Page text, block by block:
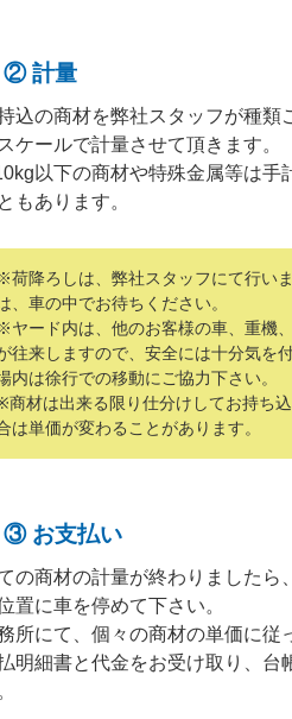
② 計量
込の商材を弊社スタッフが種類
ケールで計量させて頂きます。
以下の商材や特殊金属等は手
もあります。
荷降ろしは、弊社スタッフにて行い
、車の中でお待ちください。
ヤード内は、他のお客様の車、重機
往来しますので、安全には十分気を
内は徐行での移動にご協力下さい。
商材は出来る限り仕分けしてお持ち
は単価が変わることがあります。
③ お支払い
の商材の計量が終わりましたら
置に車を停めて下さい。
所にて、個々の商材の単価に従
明細書と代金をお受け取り、台